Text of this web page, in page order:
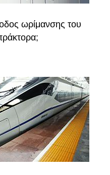
ωρίμανσης του